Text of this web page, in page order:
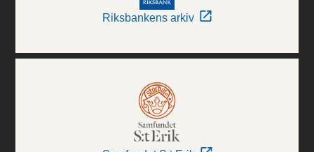
Riksbankens arkiv